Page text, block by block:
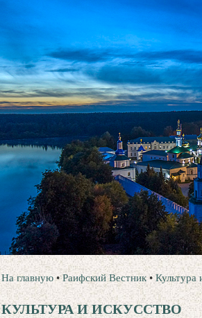
На главную •Раифский Вестник •Культура
КУЛЬТУРА И ИСКУССТВО